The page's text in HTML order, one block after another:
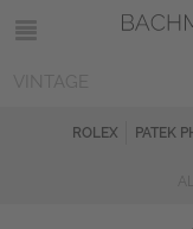
ROLEX PATEK